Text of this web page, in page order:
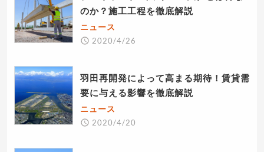
のか？施工工程を徹底解説
ニュース
2020/4/26
羽田再開発によって高まる期待！賃貸需
要に与える影響を徹底解説
ニュース
2020/4/20